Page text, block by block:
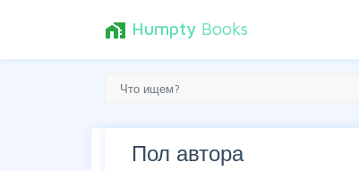
home_work Humpty Books
Пол автора